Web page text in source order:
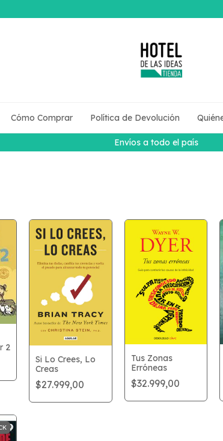
Envíos a todo el país
Cómo Comprar Política de Devolución
2
Si Lo Crees, Lo
Creas
$27.999,00
Tus Zonas
Erróneas
$32.999,00